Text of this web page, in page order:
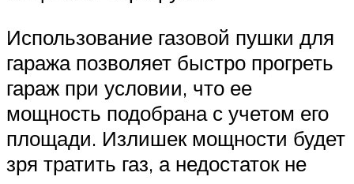
Использование газовой пушки для
гаража позволяет быстро прогреть
гараж при условии, что ее
мощность подобрана с учетом его
площади. Излишек мощности будет
зря тратить газ, а недостаток не